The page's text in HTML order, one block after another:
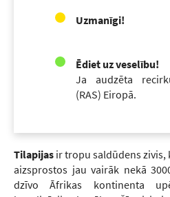
Uzmanīgi!
Ēdiet uz veselību!
Ja audzēta
(RAS) Eiropā.
Tilapijas ir tropu saldūdens zivis,
aizsprostos jau vairāk nekā
dzīvo Āfrikas kontinenta